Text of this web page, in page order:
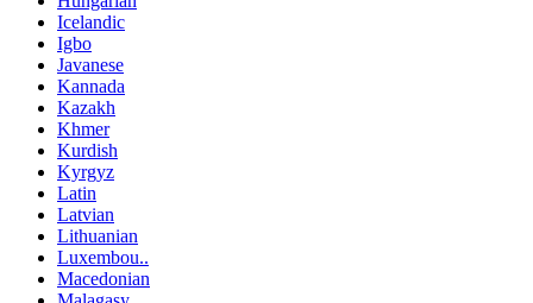
Icelandic
Igbo
Javanese
Kannada
Kazakh
Khmer
Kurdish
Kyrgyz
Latin
Latvian
Lithuanian
Luxembou..
Macedonian